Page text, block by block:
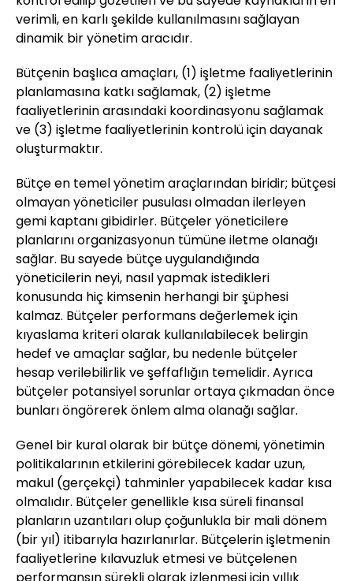
verimli, en karlı şekilde kullanılmasını sağlayan
dinamik bir yönetim aracıdır.
Bütçenin başlıca amaçları, (1) işletme faaliyetlerinin
planlamasına katkı sağlamak, (2) işletme
faaliyetlerinin arasındaki koordinasyonu sağlamak
ve (3) işletme faaliyetlerinin kontrolü için dayanak
oluşturmaktır.
Bütçe en temel yönetim araçlarından biridir; bütçesi
olmayan yöneticiler pusulası olmadan ilerleyen
gemi kaptanı gibidirler. Bütçeler yöneticilere
planlarını organizasyonun tümüne iletme olanağı
sağlar. Bu sayede bütçe uygulandığında
yöneticilerin neyi, nasıl yapmak istedikleri
konusunda hiç kimsenin herhangi bir şüphesi
kalmaz. Bütçeler performans değerlemek için
kıyaslama kriteri olarak kullanılabilecek belirgin
hedef ve amaçlar sağlar, bu nedenle bütçeler
hesap verilebilirlik ve şeffaflığın temelidir. Ayrıca
bütçeler potansiyel sorunlar ortaya çıkmadan önce
bunları öngörerek önlem alma olanağı sağlar.
Genel bir kural olarak bir bütçe dönemi, yönetimin
politikalarının etkilerini görebilecek kadar uzun,
makul (gerçekçi) tahminler yapabilecek kadar kısa
olmalıdır. Bütçeler genellikle kısa süreli finansal
planların uzantıları olup çoğunlukla bir mali dönem
(bir yıl) itibarıyla hazırlanırlar. Bütçelerin işletmenin
faaliyetlerine kılavuzluk etmesi ve bütçelenen